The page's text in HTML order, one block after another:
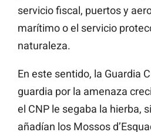
servicio fiscal, puertos y
marítimo o el servicio
naturaleza.
En este sentido, la Guardia
guardia por la amenaza
el CNP le segaba la hierba,
añadían los Mossos